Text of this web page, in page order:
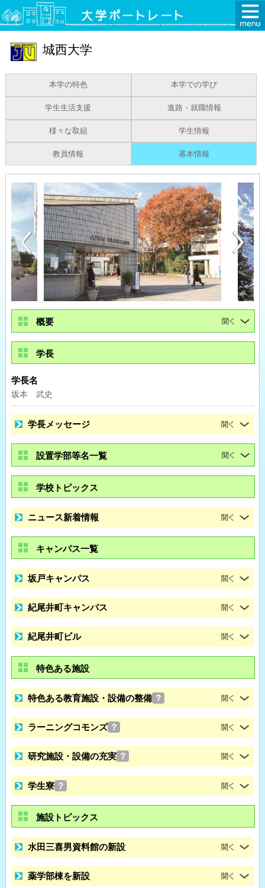
城西大学
本学の特色 本学での学び
学生生活支援 進路・就職情報
様々な取組 学生情報
教員情報 基本情報
概要
学長
学長名
坂本 武史
学長メッセージ
設置学部等名一覧
学校トピックス
ニュース新着情報
キャンパス一覧
坂戸キャンパス
紀尾井町キャンパス
紀尾井町ビル
特色ある施設
特色ある教育施設・設備の整備 ？
ラーニングコモンズ ？
研究施設・設備の充実 ？
学生寮 ？
施設トピックス
水田三喜男資料館の新設
薬学部棟を新設